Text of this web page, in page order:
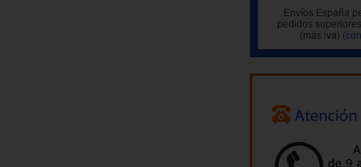
Envíos España
pedidos
(más iva)